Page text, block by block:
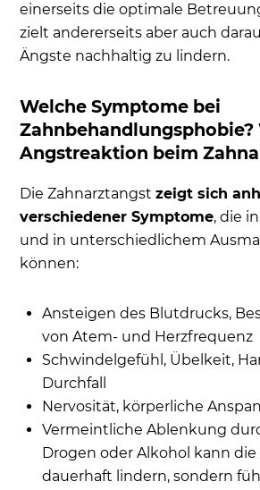
einerseits die optimale
zielt andererseits aber auch
Ängste nachhaltig zu lindern.
Welche Symptome bei
Zahnbehandlungsphobie?
Angstreaktion beim
Die Zahnarztangstzeigt sich
verschiedener Symptome, die
und in unterschiedlichem
können:
Ansteigen des Blutdrucks,
von Atem- und Herzfrequenz
Schwindelgefühl, Übelkeit,
Durchfall
Nervosität, körperliche
Vermeintliche Ablenkung
Drogen oder Alkohol kann
dauerhaft lindern, sondern